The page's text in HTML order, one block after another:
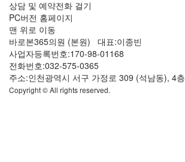
상담 및 예약전화 걸기
PC버전 홈페이지
맨 위로 이동
바로본365의원 (본원) 대표:이종빈
사업자등록번호:170-98-01168
전화번호:032-575-0365
주소:인천광역시 서구 가정로 309 (석남동), 4층
Copyright © All rights reserved.